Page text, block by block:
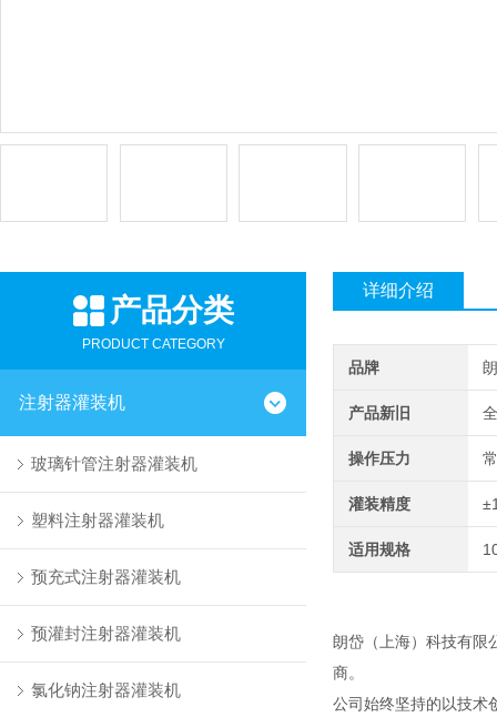
产品分类
PRODUCT CATEGORY
注射器灌装机
玻璃针管注射器灌装机
塑料注射器灌装机
预充式注射器灌装机
预灌封注射器灌装机
氯化钠注射器灌装机
详细介绍
品牌
产品新旧
操作压力
灌装精度
适用规格
朗岱（上海）科技有限
商。
公司始终坚持的以技术